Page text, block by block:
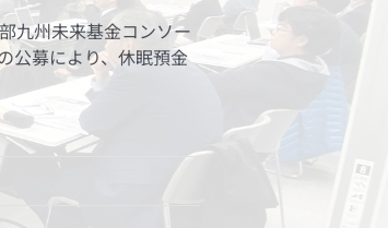
九州未来基金コンソー
公募により、休眠預金